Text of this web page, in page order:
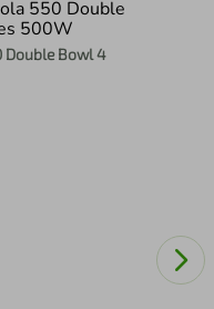
Double Bowl 4